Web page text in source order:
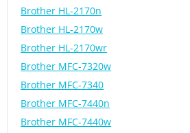
Brother HL-2170n
Brother HL-2170w
Brother HL-2170wr
Brother MFC-7320w
Brother MFC-7340
Brother MFC-7440n
Brother MFC-7440w